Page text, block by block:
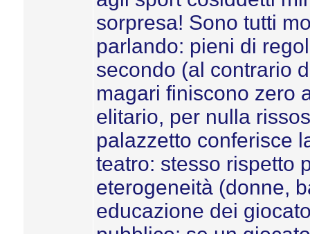
sorpresa! Sono tutti
parlando: pieni di
secondo (al contrario
magari finiscono zero
elitario, per nulla
palazzetto conferisce
teatro: stesso rispetto
eterogeneità (donne,
educazione dei